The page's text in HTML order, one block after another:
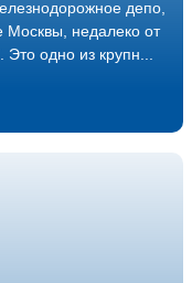
депо,
Москвы, недалеко от
одно из крупн...